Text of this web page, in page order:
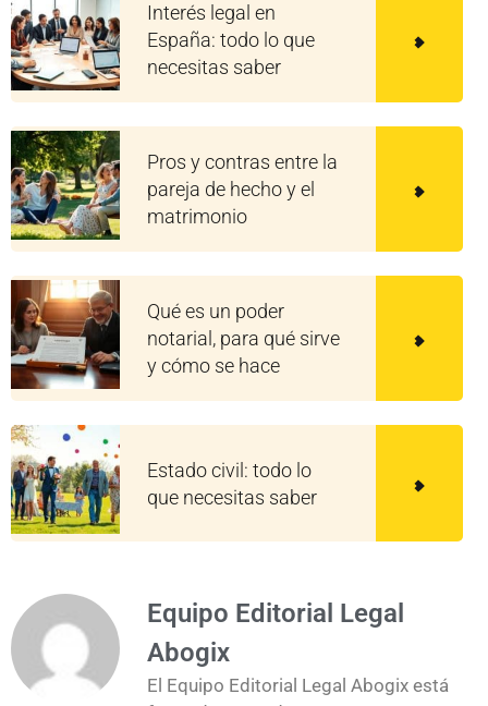
Interés legal en
España: todo lo que
necesitas saber
Pros y contras entre la
pareja de hecho y el
matrimonio
Qué es un poder
notarial, para qué sirve
y cómo se hace
Estado civil: todo lo
que necesitas saber
Equipo Editorial Legal
Abogix
El Equipo Editorial Legal Abogix está